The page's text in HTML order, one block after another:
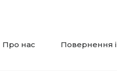
Про нас Повернення